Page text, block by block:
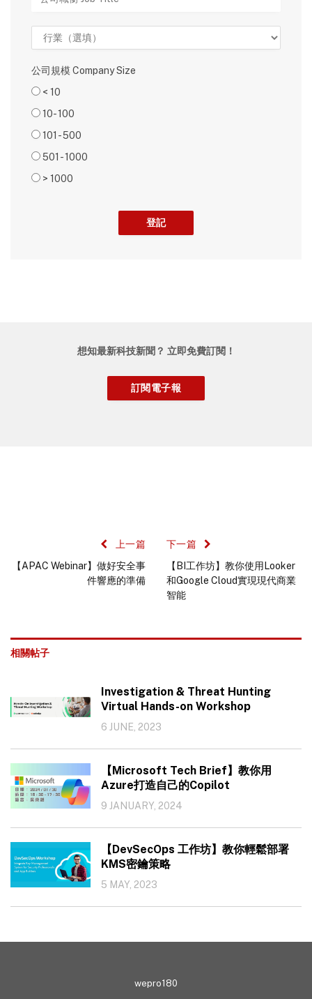
公司規模 Company Size
< 10
10- 100
101 - 500
501 - 1000
> 1000
想知最新科技新聞？ 立即免費訂閱！
上一篇
【APAC Webinar】做好安全事
件響應的準備
下一篇
【BI工作坊】教你使用Looker
和Google Cloud實現現代商業
智能
相關帖子
Investigation & Threat Hunting
Virtual Hands-on Workshop
6 JUNE, 2023
【Microsoft Tech Brief】教你用
Azure打造自己的Copilot
9 JANUARY, 2024
【DevSecOps 工作坊】教你輕鬆部署
KMS密鑰策略
5 MAY, 2023
wepro180